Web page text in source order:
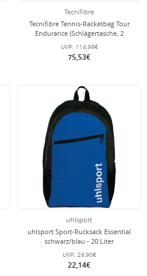
Tecnifibre
Tecnifibre Tennis-Racketbag Tour
Endurance (Schlägertasche, 2
Hauptfächer, Schuhfach) 2025 weiss
12er
UVP: 114,99€
75,53€
uhlsport
uhlsport Sport-Rucksack Essential
schwarz/blau - 20 Liter
UVP: 29,90€
22,14€